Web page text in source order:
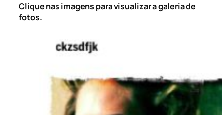
Clique nas imagens para visualizar a galeria de
fotos.